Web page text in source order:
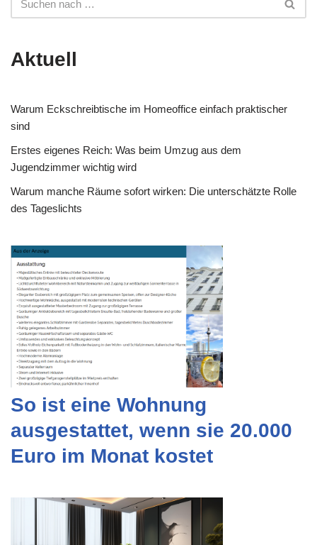
Aktuell
Warum Eckschreibtische im Homeoffice einfach praktischer
sind
Erstes eigenes Reich: Was beim Umzug aus dem
Jugendzimmer wichtig wird
Warum manche Räume sofort wirken: Die unterschätzte Rolle
des Tageslichts
So ist eine Wohnung
ausgestattet, wenn sie 20.000
Euro im Monat kostet